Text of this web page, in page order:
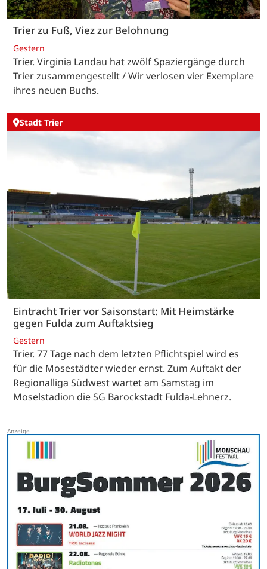
Trier zu Fuß, Viez zur Belohnung
Gestern
Trier. Virginia Landau hat zwölf Spaziergänge durch
Trier zusammengestellt / Wir verlosen vier Exemplare
ihres neuen Buchs.
Stadt Trier
Eintracht Trier vor Saisonstart: Mit Heimstärke
gegen Fulda zum Auftaktsieg
Gestern
Trier. 77 Tage nach dem letzten Pflichtspiel wird es
für die Mosestädter wieder ernst. Zum Auftakt der
Regionalliga Südwest wartet am Samstag im
Moselstadion die SG Barockstadt Fulda-Lehnerz.